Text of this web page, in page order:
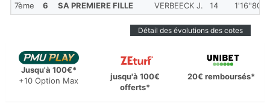
7ème
6 SA PREMIERE FILLE VERBEECK J. 14 1'16''80
Détail des évolutions des cotes
Jusqu'à 100€*
+10 Option Max
jusqu'à 100€
offerts*
20€ remboursés*